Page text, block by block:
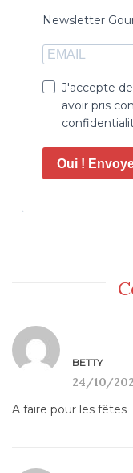
Newsletter
J'accepte
avoir pris
Oui !
BETTY
24/10/
A faire pour les fêtes